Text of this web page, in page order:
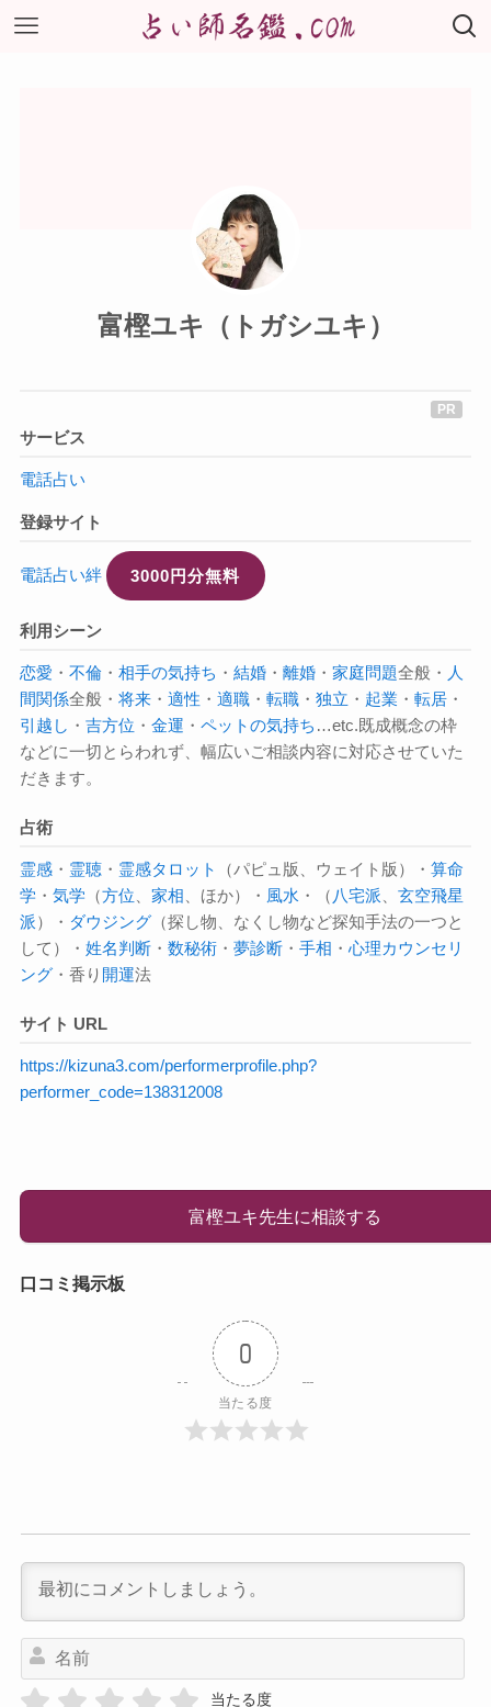
富樫ユキ（トガシユキ）
サービス
電話占い
登録サイト
電話占い絆 3000円分無料
利用シーン
恋愛 ・ 不倫・ 相手の気持ち ・ 結婚・ 離婚・ 家庭問題全般・ 人
間関係全般・ 将来・ 適性 ・ 適職・ 転職・ 独立 ・ 起業 ・ 転居・
引越し ・ 吉方位 ・ 金運 ・ ペットの気持ち …etc.既成概念の枠
などに一切とらわれず、幅広いご相談内容に対応させていた
だきます。
占術
霊感・ 霊聴・ 霊感タロット （パピュ版、ウェイト版）・ 算命
学・ 気学（方位 家相 、ほか）・ 風水 ・（ 八宅派
玄空飛星
派）・ ダウジング（探し物、なくし物など探知手法の一つと
して）・ 姓名判断・ 数秘術・ 夢診断・ 手相 ・ 心理カウンセリ
ング・香り 開運法
サイト URL
https://kizuna3.com/performerprofile.php?
performer_code=138312008
富樫ユキ先生に相談する
口コミ掲示板
0
当たる度
当たる度